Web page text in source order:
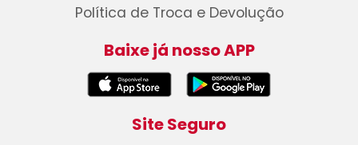
Política de Troca e Devolução
Baixe já nosso APP
Site Seguro